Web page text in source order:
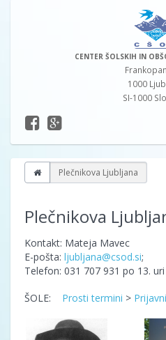
CENTER ŠOLSKIH IN
1000
SI-1000
Plečnikova Ljubljana
Plečnikova
Kontakt: Mateja Mavec
E-pošta: ljubljana@csod.si;
Telefon: 031 707 931 po 13. uri
ŠOLE: Prosti termini >